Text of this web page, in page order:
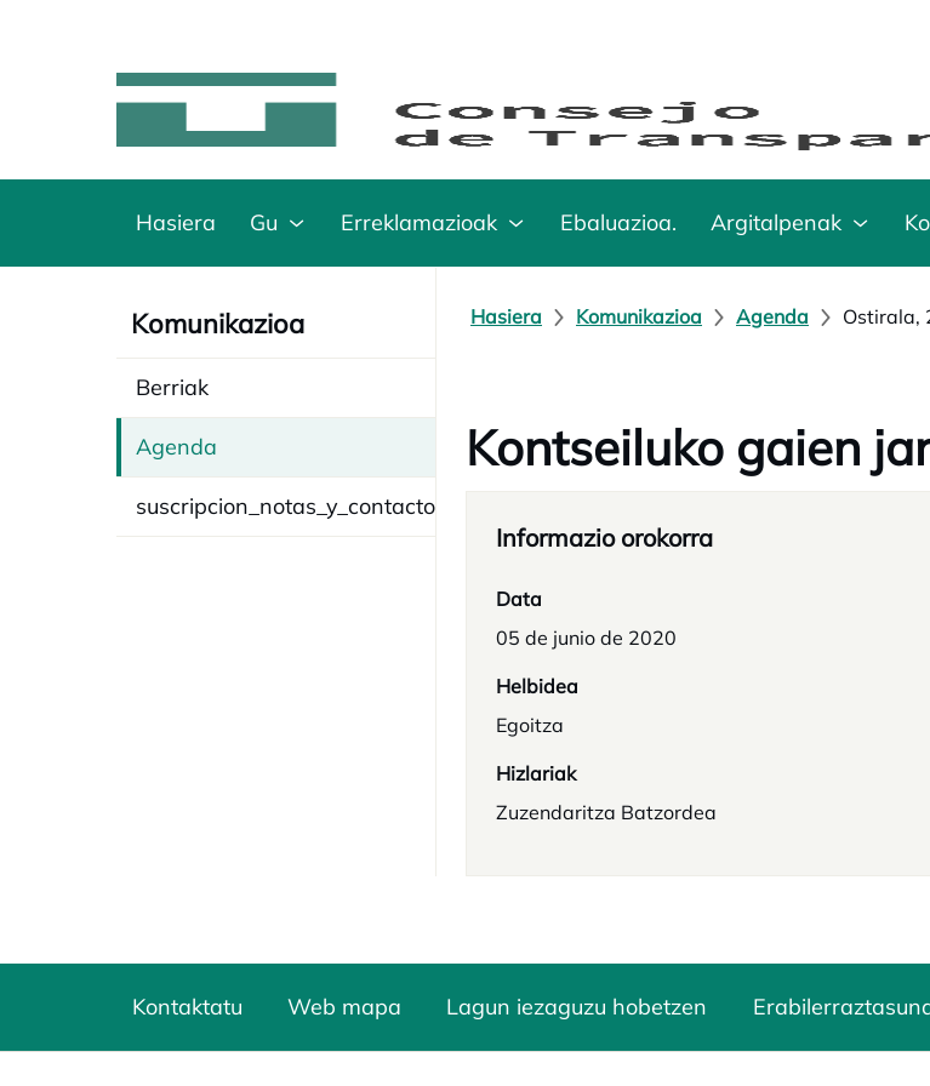
Hasiera Gu Erreklamazioak Ebaluazioa. Argitalpenak
Komunikazioa
Berriak
Agenda
suscripcion_notas_y_contacto
Hasiera Komunikazioa Agenda Ostirala,
Kontseiluko gaien
Informazio orokorra
Data
05 de junio de 2020
Helbidea
Egoitza
Hizlariak
Zuzendaritza Batzordea
Kontaktatu Web mapa Lagun iezaguzu hobetzen